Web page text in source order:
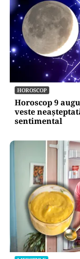
HOROSCOP
Horoscop 9
veste
sentimental